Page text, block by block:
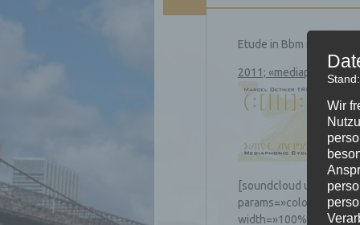
Etude in Bbm für
2011; «mediaphonic
[soundcloud
width=»100%»
Wir